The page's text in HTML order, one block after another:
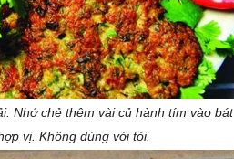
Nhớ chẻ thêm vài củ hành tím vào bát
vị. Không dùng với tỏi.